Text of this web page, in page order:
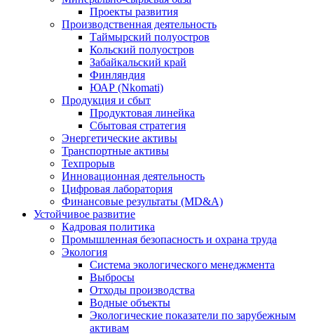
Проекты развития
Производственная деятельность
Таймырский полуостров
Кольский полуостров
Забайкальский край
Финляндия
ЮАР (Nkomati)
Продукция и сбыт
Продуктовая линейка
Сбытовая стратегия
Энергетические активы
Транспортные активы
Техпрорыв
Инновационная деятельность
Цифровая лаборатория
Финансовые результаты (MD&A)
Устойчивое развитие
Кадровая политика
Промышленная безопасность и охрана труда
Экология
Система экологического менеджмента
Выбросы
Отходы производства
Водные объекты
Экологические показатели по зарубежным
активам